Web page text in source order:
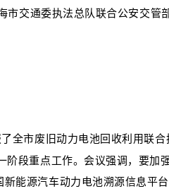
交通委执法总队联合公安交
全市废旧动力电池回收利用联
段重点工作。会议强调，要
能源汽车动力电池溯源信息平